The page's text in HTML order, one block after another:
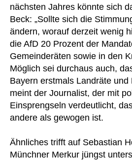
nächsten Jahres könnte sich
Beck: „Sollte sich die
ändern, worauf derzeit wenig
die AfD 20 Prozent der
Gemeinderäten sowie in den
Möglich sei durchaus auch,
Bayern erstmals Landräte und
meint der Journalist, der mit
Einsprengseln verdeutlicht,
andere als gewogen ist.
Ähnliches trifft auf Sebastian
Münchner Merkur jüngst